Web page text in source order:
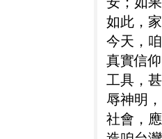
如此，
今天，
真實信
工具，
辱神明
社會，